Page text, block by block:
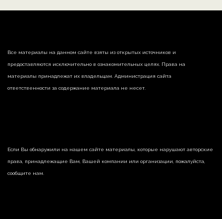
Все материалы на данном сайте взяты из открытых источников и
предоставляются исключительно в ознакомительных целях. Права на
материалы принадлежат их владельцам. Администрация сайта
ответственности за содержание материала не несет.
Если Вы обнаружили на нашем сайте материалы, которые нарушают авторские
права, принадлежащие Вам, Вашей компании или организации, пожалуйста,
сообщите нам.